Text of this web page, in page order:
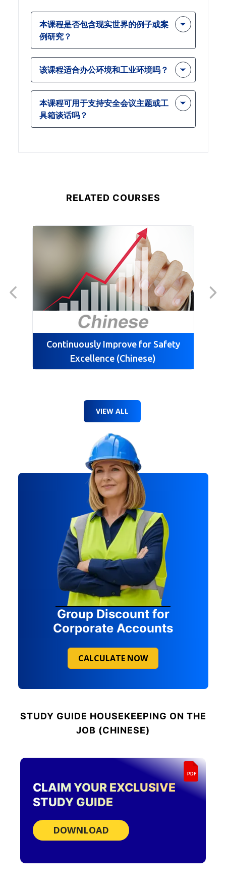
本课程是否包含现实世界的例子或案
例研究？
是的，课程包含真实场景，以帮助学习
者了解如何通过适当的管理来预防常见
的工作场所事故。
该课程适合办公环境和工业环境吗？
当然。虽然它涵盖了工业和建筑相关的
主题，但工作场所清洁的原则也适用于
办公室和行政空间。
本课程可用于支持安全会议主题或工
具箱谈话吗？
RELATED COURSES
Continuously Improve for Safety
Excellence (Chinese)
VIEW ALL
Group Discount for
Corporate Accounts
CALCULATE NOW
STUDY GUIDE HOUSEKEEPING ON THE
JOB (CHINESE)
PDF
CLAIM YOUR EXCLUSIVE
STUDY GUIDE
DOWNLOAD